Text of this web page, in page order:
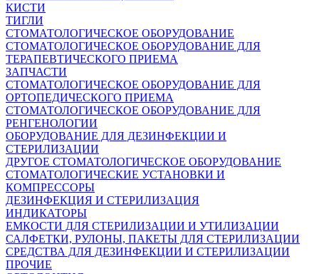
КИСТИ
ТИГЛИ
СТОМАТОЛОГИЧЕСКОЕ ОБОРУДОВАНИЕ
СТОМАТОЛОГИЧЕСКОЕ ОБОРУДОВАНИЕ ДЛЯ
ТЕРАПЕВТИЧЕСКОГО ПРИЕМА
ЗАПЧАСТИ
СТОМАТОЛОГИЧЕСКОЕ ОБОРУДОВАНИЕ ДЛЯ
ОРТОПЕДИЧЕСКОГО ПРИЕМА
СТОМАТОЛОГИЧЕСКОЕ ОБОРУДОВАНИЕ ДЛЯ
РЕНГЕНОЛОГИИ
ОБОРУДОВАНИЕ ДЛЯ ДЕЗИНФЕКЦИИ И
СТЕРИЛИЗАЦИИ
ДРУГОЕ СТОМАТОЛОГИЧЕСКОЕ ОБОРУДОВАНИЕ
СТОМАТОЛОГИЧЕСКИЕ УСТАНОВКИ И
КОМПРЕССОРЫ
ДЕЗИНФЕКЦИЯ И СТЕРИЛИЗАЦИЯ
ИНДИКАТОРЫ
ЕМКОСТИ ДЛЯ СТЕРИЛИЗАЦИИ И УТИЛИЗАЦИИ
САЛФЕТКИ, РУЛОНЫ, ПАКЕТЫ ДЛЯ СТЕРИЛИЗАЦИИ
СРЕДСТВА ДЛЯ ДЕЗИНФЕКЦИИ И СТЕРИЛИЗАЦИИ
ПРОЧИЕ